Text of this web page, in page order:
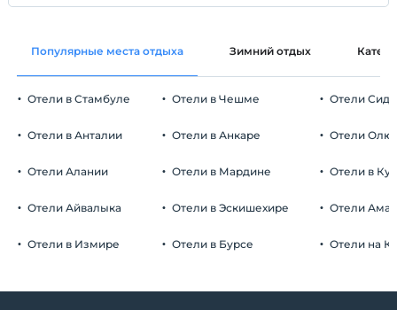
Популярные места отдыха Зимний отдых
Отели в Стамбуле
Отели в Анталии
Отели Алании
Отели Айвалыка
Отели в Измире
Отели в Чешме
Отели в Анкаре
Отели в Мардине
Отели в Эскишехире
Отели в Бурсе
Отели Сиде
Отели
Отели в
Отели
Отели на